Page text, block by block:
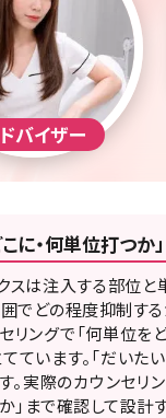
こに・何単位打つ
スは注入する部位と
でどの程度抑制する
リングで「何単位
ています。「だい
。実際のカウンセリ
」まで確認して設計